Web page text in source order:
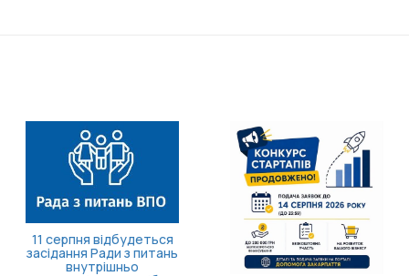
11 серпня відбудеться
засідання Ради з питань
внутрішньо